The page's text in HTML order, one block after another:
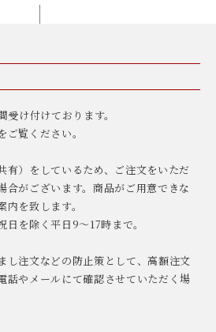
け付けております。
覧ください。
）をしているため、ご注文をいただ
合がございます。商品がご用意できな
を致します。
を除く平日9〜17時まで。
注文などの防止策として、高額注文
話やメールにて確認させていただく場